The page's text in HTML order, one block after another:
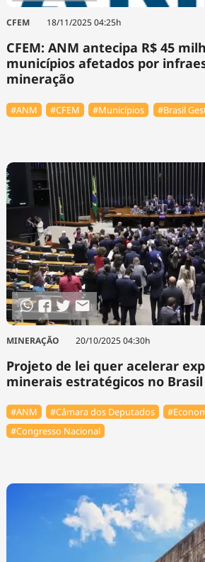
CFEM 18/11/2025 04:25h
CFEM: ANM antecipa R$ 45
municípios afetados por
mineração
#ANM #CFEM #Municípios #Brasil
MINERAÇÃO 20/10/2025 04:30h
Projeto de lei quer acelerar
minerais estratégicos no Brasil
#ANM #Câmara dos Deputados
#Congresso Nacional